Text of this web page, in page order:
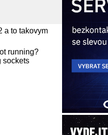
a to takovym
running?
sockets